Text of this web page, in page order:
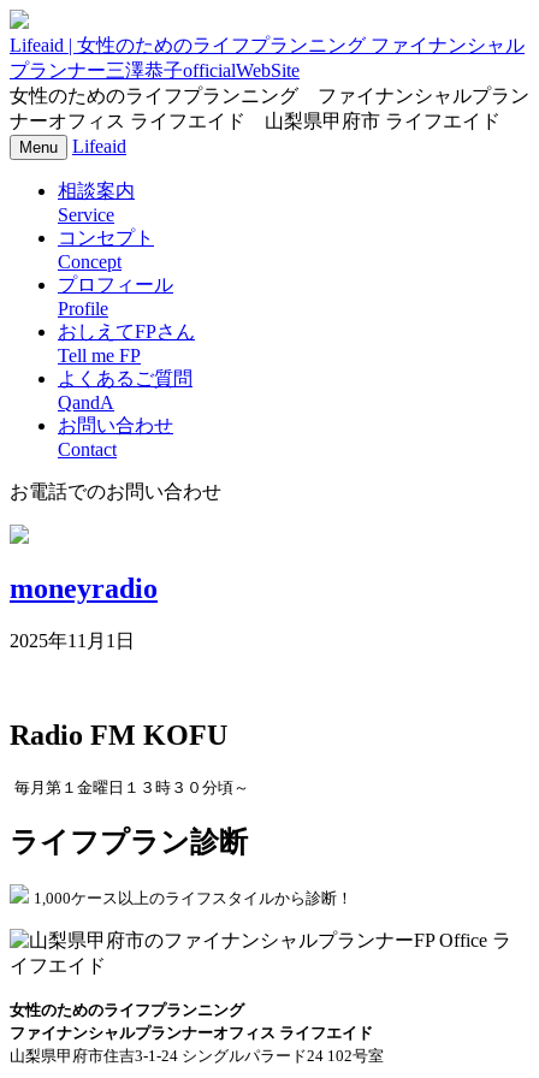
Lifeaid | 女性のためのライフプランニング ファイナンシャル
プランナー三澤恭子officialWebSite
女性のためのライフプランニング ファイナンシャルプラン
ナーオフィス ライフエイド 山梨県甲府市 ライフエイド
ナ
Menu Lifeaid
相談案内
Service
コンセプト
Concept
プロフィール
Profile
おしえてFPさん
Tell me FP
よくあるご質問
QandA
お問い合わせ
Contact
お電話でのお問い合わせ
moneyradio
2025年11月1日
Radio FM KOFU
毎月第１金曜日１３時３０分頃～
ライフプラン診断
1,000ケース以上のライフスタイルから診断！
女性のためのライフプランニング
ファイナンシャルプランナーオフィス ライフエイド
山梨県甲府市住吉3-1-24 シングルパラード24 102号室